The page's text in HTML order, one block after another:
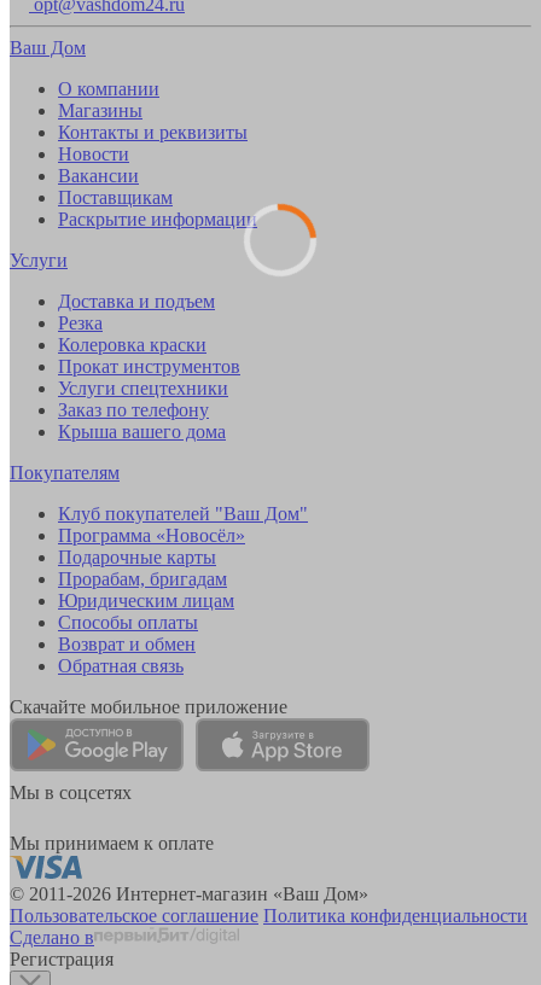
Ваш Дом
О компании
Магазины
Контакты и реквизиты
Новости
Вакансии
Поставщикам
Раскрытие информации
Услуги
Доставка и подъем
Резка
Колеровка краски
Прокат инструментов
Услуги спецтехники
Заказ по телефону
Крыша вашего дома
Покупателям
Клуб покупателей "Ваш Дом"
Программа «Новосёл»
Подарочные карты
Прорабам, бригадам
Юридическим лицам
Способы оплаты
Возврат и обмен
Обратная связь
Скачайте мобильное приложение
Мы в соцсетях
Мы принимаем к оплате
© 2011-2026 Интернет-магазин «Ваш Дом»
Пользовательское соглашение Политика конфиденциальности
Сделано в
Регистрация